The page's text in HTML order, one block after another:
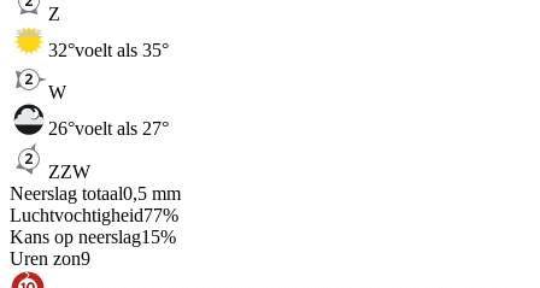
Z
32°voelt als 35°
W
26°voelt als 27°
ZZW
Neerslag totaal0,5 mm
Luchtvochtigheid77%
Kans op neerslag15%
Uren zon9